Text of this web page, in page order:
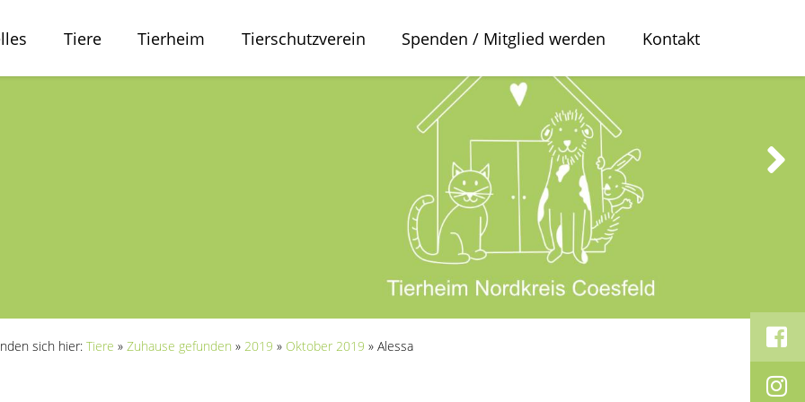
Tiere Tierheim Tierschutzverein Spenden / Mitglied werden Kontakt
sich hier: Tiere » Zuhause gefunden » 2019 » Oktober 2019 » Alessa